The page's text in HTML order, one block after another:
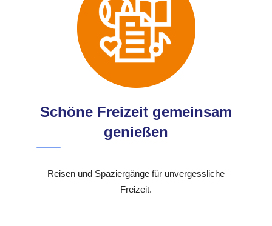
Schöne Freizeit gemeinsam
genießen
Reisen und Spaziergänge für unvergessliche
Freizeit.